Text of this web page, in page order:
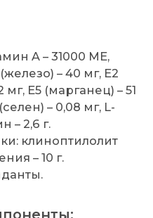
A – 31000 MЕ,
– 40 мг, E2
мг, E5 (марганец) – 51
– 0,08 мг, L-
– 2,6 г.
клиноптилолит
– 10 г.